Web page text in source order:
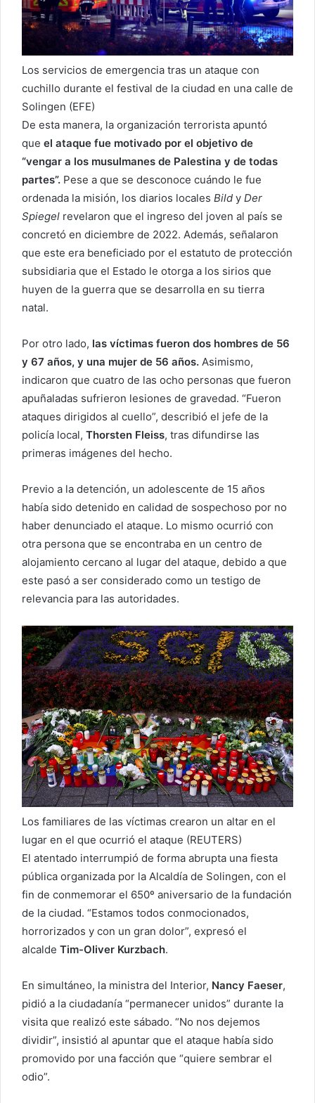
Los servicios de emergencia tras un ataque con
cuchillo durante el festival de la ciudad en una calle de
Solingen (EFE)
De esta manera, la organización terrorista apuntó
que el ataque fue motivado por el objetivo de
“vengar a los musulmanes de Palestina y de todas
partes”. Pese a que se desconoce cuándo le fue
ordenada la misión, los diarios locales Bild y Der
Spiegel revelaron que el ingreso del joven al país se
concretó en diciembre de 2022. Además, señalaron
que este era beneficiado por el estatuto de protección
subsidiaria que el Estado le otorga a los sirios que
huyen de la guerra que se desarrolla en su tierra
natal.
Por otro lado, las víctimas fueron dos hombres de 56
y 67 años, y una mujer de 56 años. Asimismo,
indicaron que cuatro de las ocho personas que fueron
apuñaladas sufrieron lesiones de gravedad. “Fueron
ataques dirigidos al cuello”, describió el jefe de la
policía local, Thorsten Fleiss, tras difundirse las
primeras imágenes del hecho.
Previo a la detención, un adolescente de 15 años
había sido detenido en calidad de sospechoso por no
haber denunciado el ataque. Lo mismo ocurrió con
otra persona que se encontraba en un centro de
alojamiento cercano al lugar del ataque, debido a que
este pasó a ser considerado como un testigo de
relevancia para las autoridades.
Los familiares de las víctimas crearon un altar en el
lugar en el que ocurrió el ataque (REUTERS)
El atentado interrumpió de forma abrupta una fiesta
pública organizada por la Alcaldía de Solingen, con el
fin de conmemorar el 650º aniversario de la fundación
de la ciudad. “Estamos todos conmocionados,
horrorizados y con un gran dolor”, expresó el
alcalde Tim-Oliver Kurzbach.
En simultáneo, la ministra del Interior, Nancy Faeser,
pidió a la ciudadanía “permanecer unidos” durante la
visita que realizó este sábado. “No nos dejemos
dividir”, insistió al apuntar que el ataque había sido
promovido por una facción que “quiere sembrar el
odio”.